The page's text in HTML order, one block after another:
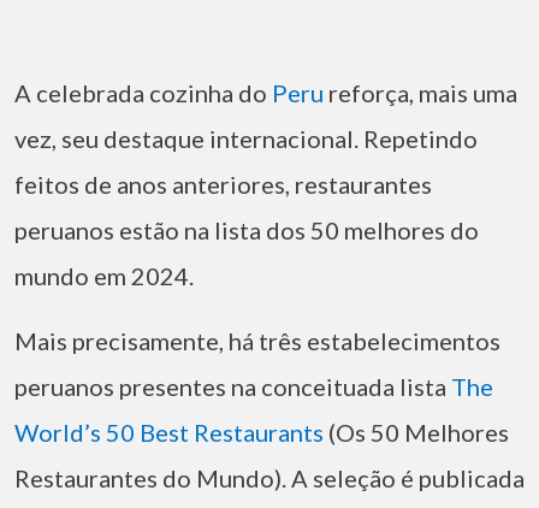
A celebrada cozinha do Peru reforça, mais uma
vez, seu destaque internacional. Repetindo
feitos de anos anteriores, restaurantes
peruanos estão na lista dos 50 melhores do
mundo em 2024.
Mais precisamente, há três estabelecimentos
peruanos presentes na conceituada lista The
World’s 50 Best Restaurants (Os 50 Melhores
Restaurantes do Mundo). A seleção é publicada